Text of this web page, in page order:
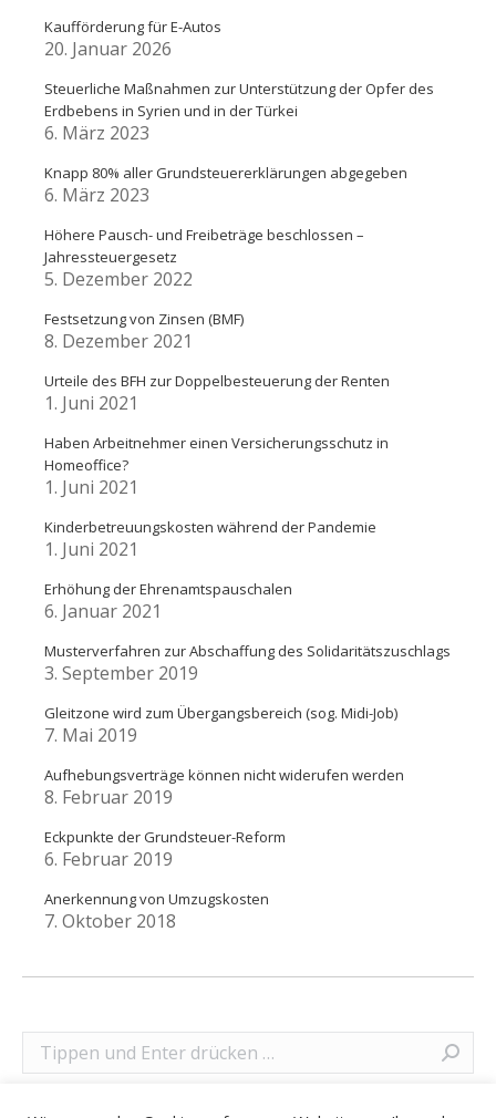
Kaufförderung für E-Autos
20. Januar 2026
Steuerliche Maßnahmen zur Unterstützung der Opfer des
Erdbebens in Syrien und in der Türkei
6. März 2023
Knapp 80% aller Grundsteuererklärungen abgegeben
6. März 2023
Höhere Pausch- und Freibeträge beschlossen –
Jahressteuergesetz
5. Dezember 2022
Festsetzung von Zinsen (BMF)
8. Dezember 2021
Urteile des BFH zur Doppelbesteuerung der Renten
1. Juni 2021
Haben Arbeitnehmer einen Versicherungsschutz in
Homeoffice?
1. Juni 2021
Kinderbetreuungskosten während der Pandemie
1. Juni 2021
Erhöhung der Ehrenamtspauschalen
6. Januar 2021
Musterverfahren zur Abschaffung des Solidaritätszuschlags
3. September 2019
Gleitzone wird zum Übergangsbereich (sog. Midi-Job)
7. Mai 2019
Aufhebungsverträge können nicht widerufen werden
8. Februar 2019
Eckpunkte der Grundsteuer-Reform
6. Februar 2019
Anerkennung von Umzugskosten
7. Oktober 2018
Search: